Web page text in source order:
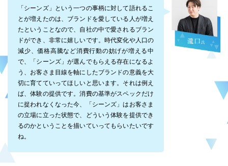
「シーンズ」という一つの事柄に対して語れるこ
とが増えたのは、ブランドを愛している人が増え
たということなので、自社の中で愛されるブラン
ドができ、非常に嬉しいです。時代変化や人口の
減少、価格高騰など消費行動の妨げが増える中
で、「シーンズ」が選んでもらえる存在になるよ
う、お客さま目線を軸にしたブランドの意義を大
切に育てていってほしいと思います。それは例え
ば、体験の提供です。消費の基準がスペックだけ
に捉われなくなった今、「シーンズ」はお客さま
の立場に立った状態で、どういう体験を提供でき
るのかということを描いていってもらいたいです
ね。